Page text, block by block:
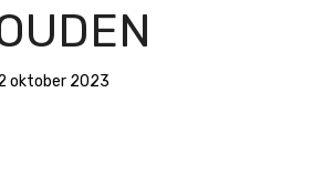
oktober 2023